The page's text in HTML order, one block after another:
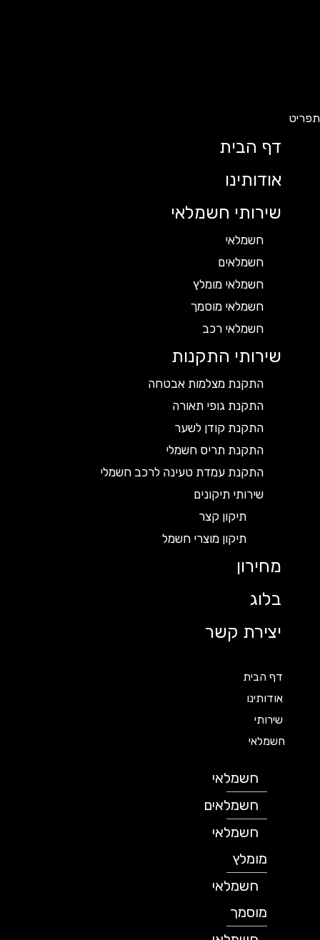
דף הבית
אודותינו
שירותי חשמלאי
חשמלאי
חשמלאים
חשמלאי מומלץ
חשמלאי מוסמך
חשמלאי רכב
שירותי התקנות
התקנת מצלמות אבטחה
התקנת גופי תאורה
התקנת קודן לשער
התקנת תריס חשמלי
התקנת עמדת טעינה לרכב חשמלי
שירותי תיקונים
תיקון קצר
תיקון מוצרי חשמל
מחירון
בלוג
יצירת קשר
דף הבית
אודותינו
שירותי
חשמלאי
חשמלאי
חשמלאים
חשמלאי
מומלץ
חשמלאי
מוסמך